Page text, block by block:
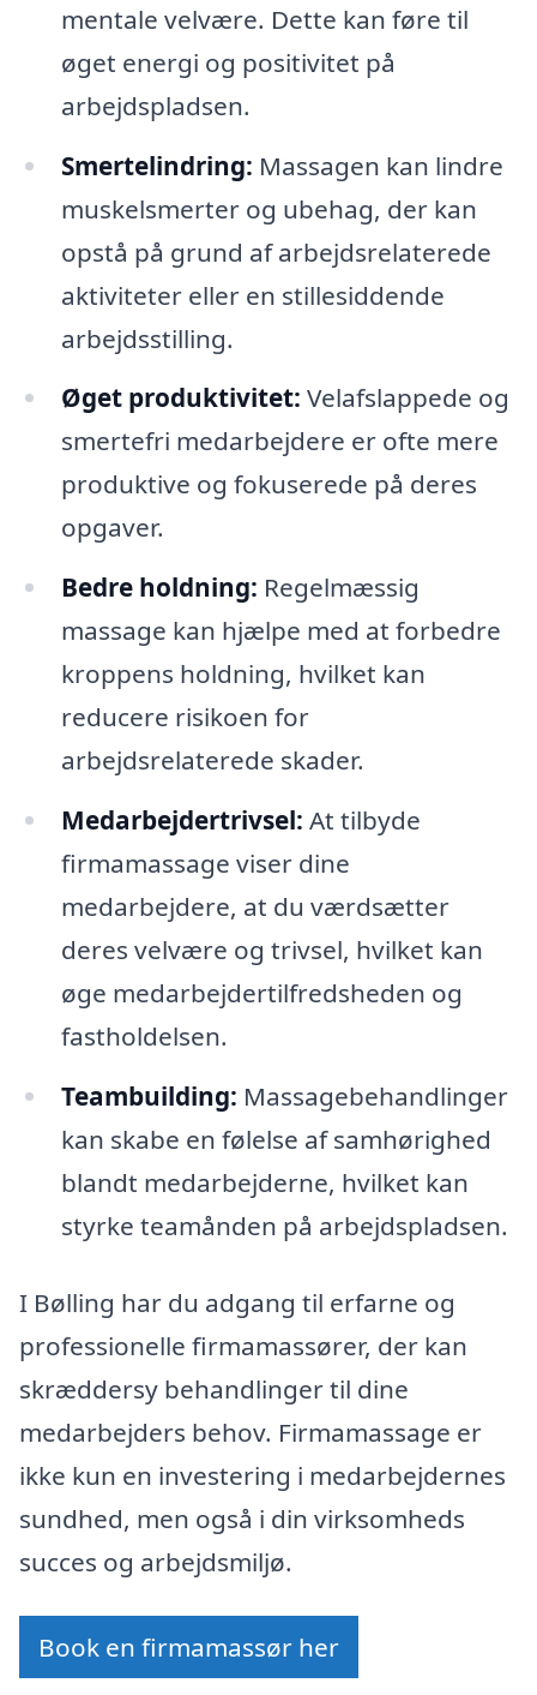
mentale velvære. Dette kan føre til
øget energi og positivitet på
arbejdspladsen.
Smertelindring: Massagen kan lindre
muskelsmerter og ubehag, der kan
opstå på grund af arbejdsrelaterede
aktiviteter eller en stillesiddende
arbejdsstilling.
Øget produktivitet: Velafslappede og
smertefri medarbejdere er ofte mere
produktive og fokuserede på deres
opgaver.
Bedre holdning: Regelmæssig
massage kan hjælpe med at forbedre
kroppens holdning, hvilket kan
reducere risikoen for
arbejdsrelaterede skader.
Medarbejdertrivsel: At tilbyde
firmamassage viser dine
medarbejdere, at du værdsætter
deres velvære og trivsel, hvilket kan
øge medarbejdertilfredsheden og
fastholdelsen.
Teambuilding: Massagebehandlinger
kan skabe en følelse af samhørighed
blandt medarbejderne, hvilket kan
styrke teamånden på arbejdspladsen.
I Bølling har du adgang til erfarne og
professionelle firmamassører, der kan
skræddersy behandlinger til dine
medarbejders behov. Firmamassage er
ikke kun en investering i medarbejdernes
sundhed, men også i din virksomheds
succes og arbejdsmiljø.
Book en firmamassør her